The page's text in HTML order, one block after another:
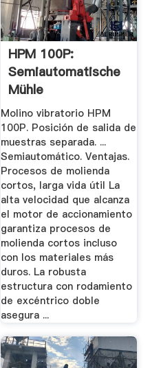
HPM 100P:
Semiautomatische
Mühle
Molino vibratorio HPM
100P. Posición de salida de
muestras separada. ...
Semiautomático. Ventajas.
Procesos de molienda
cortos, larga vida útil La
alta velocidad que alcanza
el motor de accionamiento
garantiza procesos de
molienda cortos incluso
con los materiales más
duros. La robusta
estructura con rodamiento
de excéntrico doble
asegura ...